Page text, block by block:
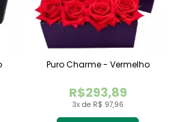
3x de R$ 97,96
R$293,89
Puro Charme - Vermelho